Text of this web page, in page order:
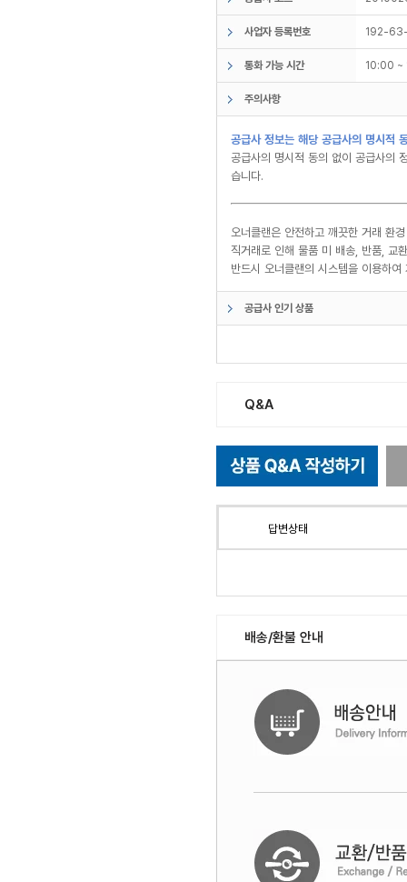
사업자 등록번호 192-
통화 가능 시간 10:00
주의사항
공급사 정보는 해당 공급사의 명시적
공급사의 명시적 동의 없이 공급사의
습니다.
오너클랜은 안전하고 깨끗한 거래 환
직거래로 인해 물품 미 배송, 반품, 교
반드시 오너클랜의 시스템을 이용하
공급사 인기 상품
Q&A
답변상태
배송/환불 안내